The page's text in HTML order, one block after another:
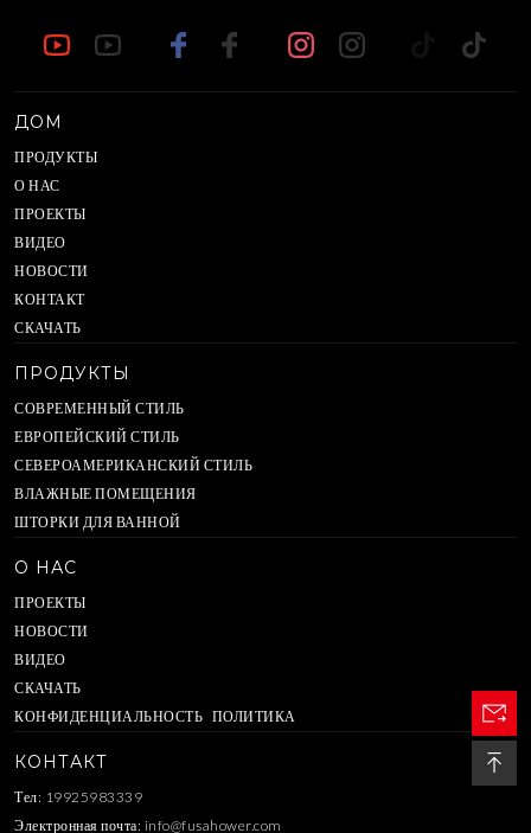
ДОМ
ПРОДУКТЫ
О НАС
ПРОЕКТЫ
ВИДЕО
НОВОСТИ
КОНТАКТ
СКАЧАТЬ
ПРОДУКТЫ
СОВРЕМЕННЫЙ СТИЛЬ
ЕВРОПЕЙСКИЙ СТИЛЬ
СЕВЕРОАМЕРИКАНСКИЙ СТИЛЬ
ВЛАЖНЫЕ ПОМЕЩЕНИЯ
ШТОРКИ ДЛЯ ВАННОЙ
О НАС
ПРОЕКТЫ
НОВОСТИ
ВИДЕО
СКАЧАТЬ
КОНФИДЕНЦИАЛЬНОСТЬ ПОЛИТИКА
КОНТАКТ
Тел: 19925983339
Электронная почта: info@fusahower.com